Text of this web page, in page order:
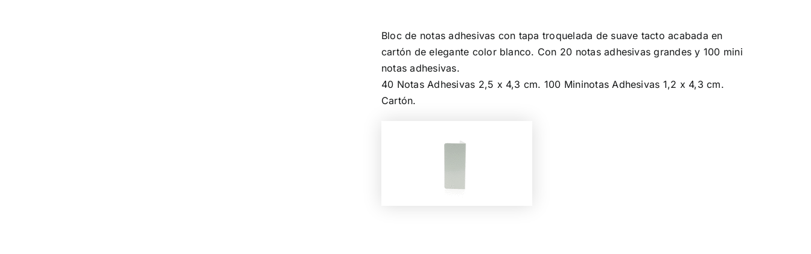
Bloc de notas adhesivas con tapa troquelada de suave tacto acabada en
cartón de elegante color blanco. Con 20 notas adhesivas grandes y 100 mini
notas adhesivas.
40 Notas Adhesivas 2,5 x 4,3 cm. 100 Mininotas Adhesivas 1,2 x 4,3 cm.
Cartón.